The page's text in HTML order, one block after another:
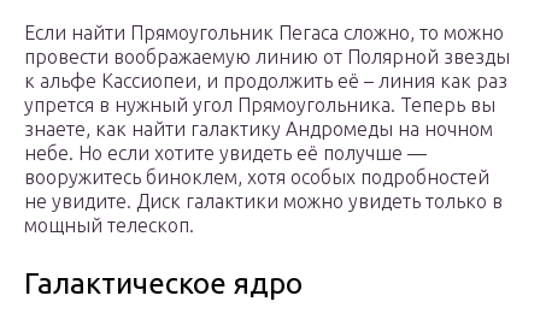
Если найти Прямоугольник Пегаса сложно, то можно
провести воображаемую линию от Полярной звезды
к альфе Кассиопеи, и продолжить её – линия как раз
упрется в нужный угол Прямоугольника. Теперь вы
знаете, как найти галактику Андромеды на ночном
небе. Но если хотите увидеть её получше —
вооружитесь биноклем, хотя особых подробностей
не увидите. Диск галактики можно увидеть только в
мощный телескоп.
Галактическое ядро